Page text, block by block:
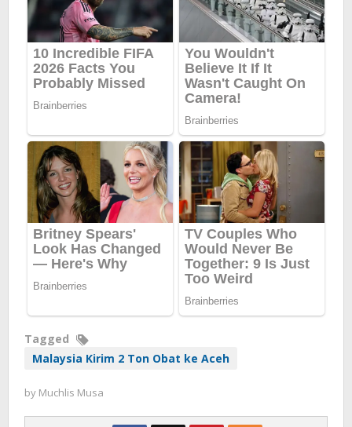
Tagged
Malaysia Kirim 2 Ton Obat ke Aceh
by Muchlis Musa